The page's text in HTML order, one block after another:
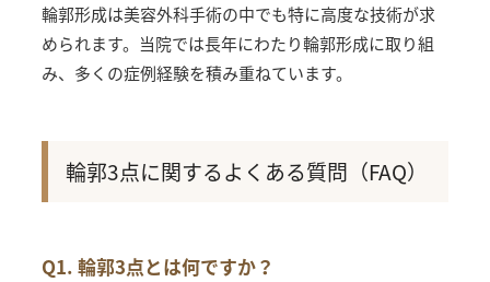
輪郭形成は美容外科手術の中でも特に高度な技術が求
められます。当院では長年にわたり輪郭形成に取り組
み、多くの症例経験を積み重ねています。
輪郭3点に関するよくある質問（FAQ）
Q1. 輪郭3点とは何ですか？